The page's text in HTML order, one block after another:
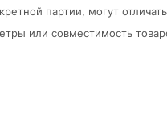
партии, могут
или совместимость